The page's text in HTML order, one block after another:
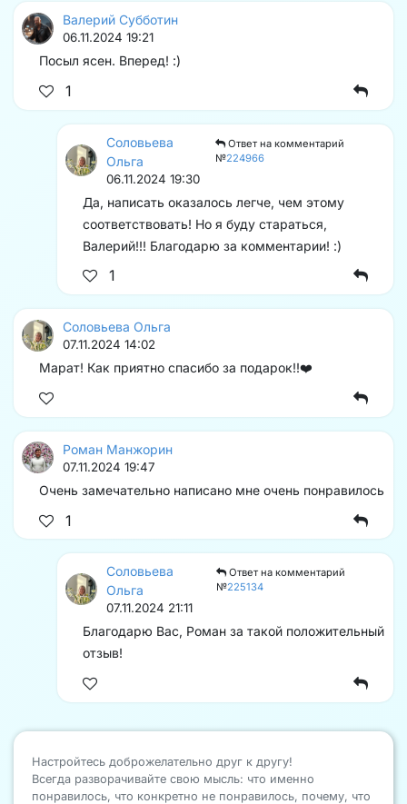
Валерий Субботин
06.11.2024 19:21
Посыл ясен. Вперед! :)
1
Соловьева
Ольга
Ответ на комментарий
№224966
06.11.2024 19:30
Да, написать оказалось легче, чем этому
соответствовать! Но я буду стараться,
Валерий!!! Благодарю за комментарии! :)
1
Соловьева Ольга
07.11.2024 14:02
Марат! Как приятно спасибо за подарок!!❤️
Роман Манжорин
07.11.2024 19:47
Очень замечательно написано мне очень понравилось
1
Соловьева
Ольга
Ответ на комментарий
№225134
07.11.2024 21:11
Благодарю Вас, Роман за такой положительный
отзыв!
Настройтесь доброжелательно друг к другу!
Всегда разворачивайте свою мысль: что именно
понравилось, что конкретно не понравилось, почему, что